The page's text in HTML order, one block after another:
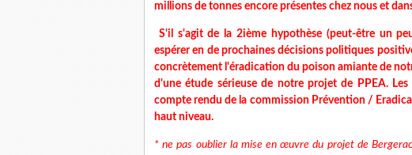
millions de tonnes encore présentes chez nous et
S'il s'agit de la 2ième hypothèse (peut-êtreun
espérer en de prochaines décisions politiques
concrètement l'éradication du poison amiante de
d'une étude sérieuse de notre projet de PPEA.
compte rendu de la commission Prévention /
haut niveau.
* ne pas oublier la mise en œuvre du projet de